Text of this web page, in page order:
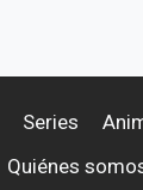
Series
Quiénes